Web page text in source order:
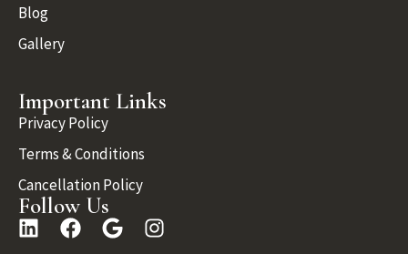
Blog
Gallery
Important Links
Privacy Policy
Terms & Conditions
Cancellation Policy
Follow Us